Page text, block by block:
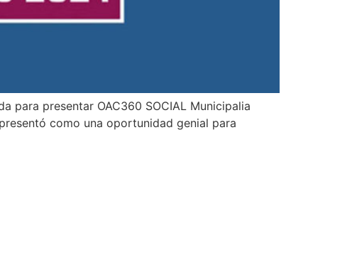
para presentar OAC360 SOCIAL Municipalia
como una oportunidad genial para